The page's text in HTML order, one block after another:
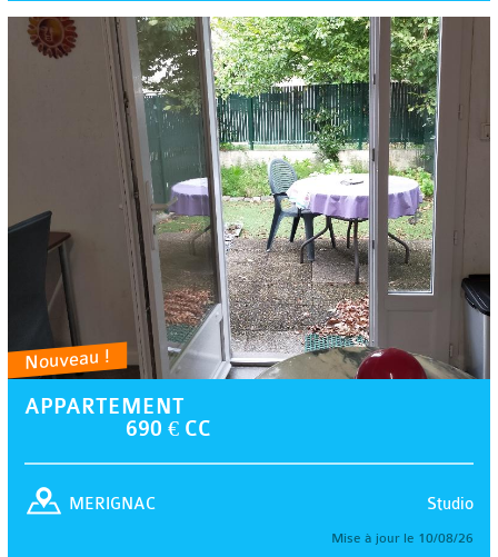
Nouveau !
APPARTEMENT
690 € CC
Studio
MERIGNAC
Mise à jour le 10/08/26